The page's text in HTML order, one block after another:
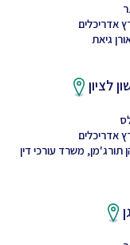
אדריכלים
גיאת
לציון
אדריכלים
תורג'מן, משרד עורכי דין